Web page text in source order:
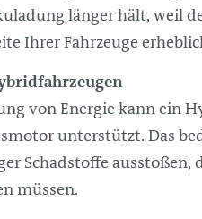
länger hält, weil
Ihrer Fahrzeuge
von Energie kann ein
unterstützt. Das
Schadstoffe
müssen.